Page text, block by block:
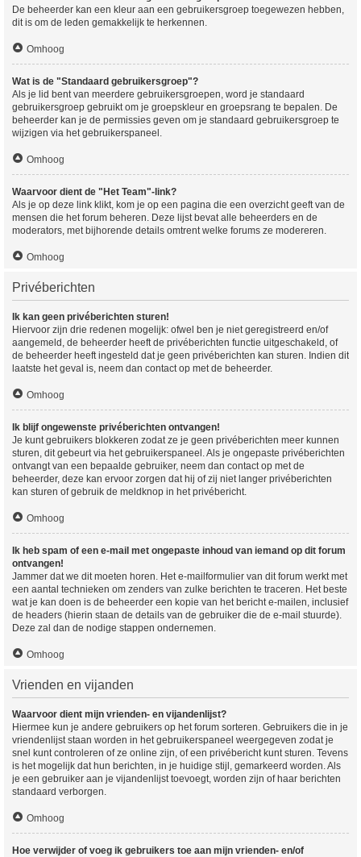
De beheerder kan een kleur aan een gebruikersgroep toegewezen hebben,
dit is om de leden gemakkelijk te herkennen.
Omhoog
Wat is de "Standaard gebruikersgroep"?
Als je lid bent van meerdere gebruikersgroepen, word je standaard
gebruikersgroep gebruikt om je groepskleur en groepsrang te bepalen. De
beheerder kan je de permissies geven om je standaard gebruikersgroep te
wijzigen via het gebruikerspaneel.
Omhoog
Waarvoor dient de "Het Team"-link?
Als je op deze link klikt, kom je op een pagina die een overzicht geeft van de
mensen die het forum beheren. Deze lijst bevat alle beheerders en de
moderators, met bijhorende details omtrent welke forums ze modereren.
Omhoog
Privéberichten
Ik kan geen privéberichten sturen!
Hiervoor zijn drie redenen mogelijk: ofwel ben je niet geregistreerd en/of
aangemeld, de beheerder heeft de privéberichten functie uitgeschakeld, of
de beheerder heeft ingesteld dat je geen privéberichten kan sturen. Indien dit
laatste het geval is, neem dan contact op met de beheerder.
Omhoog
Ik blijf ongewenste privéberichten ontvangen!
Je kunt gebruikers blokkeren zodat ze je geen privéberichten meer kunnen
sturen, dit gebeurt via het gebruikerspaneel. Als je ongepaste privéberichten
ontvangt van een bepaalde gebruiker, neem dan contact op met de
beheerder, deze kan ervoor zorgen dat hij of zij niet langer privéberichten
kan sturen of gebruik de meldknop in het privébericht.
Omhoog
Ik heb spam of een e-mail met ongepaste inhoud van iemand op dit forum
ontvangen!
Jammer dat we dit moeten horen. Het e-mailformulier van dit forum werkt met
een aantal technieken om zenders van zulke berichten te traceren. Het beste
wat je kan doen is de beheerder een kopie van het bericht e-mailen, inclusief
de headers (hierin staan de details van de gebruiker die de e-mail stuurde).
Deze zal dan de nodige stappen ondernemen.
Omhoog
Vrienden en vijanden
Waarvoor dient mijn vrienden- en vijandenlijst?
Hiermee kun je andere gebruikers op het forum sorteren. Gebruikers die in je
vriendenlijst staan worden in het gebruikerspaneel weergegeven zodat je
snel kunt controleren of ze online zijn, of een privébericht kunt sturen. Tevens
is het mogelijk dat hun berichten, in je huidige stijl, gemarkeerd worden. Als
je een gebruiker aan je vijandenlijst toevoegt, worden zijn of haar berichten
standaard verborgen.
Omhoog
Hoe verwijder of voeg ik gebruikers toe aan mijn vrienden- en/of